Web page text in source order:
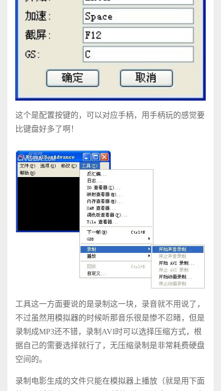
这个是配置按键的，可以对应手柄，用手柄玩的感觉要
比键盘好多了啊！
工具这一方面要说的是录制这一块，录音就不用说了，
不过虽然用模拟器的时候听那音乐很是惨不忍睹，但是
录制成MP3还不错，录制AVI时可以选择压缩方式，根
据自己的需要选择就行了，无压缩录制是非常耗费硬盘
空间的。
录制电影生成的文件只能在模拟器上播放（就是用下面